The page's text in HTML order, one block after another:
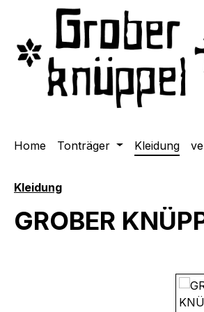
Hauptinhalt springen
Zur Suche springen
Zur Hauptnavigation springen
Home Tonträger Kleidung
Kleidung
GROBER